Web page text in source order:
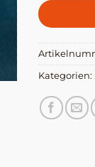
Kategorien: